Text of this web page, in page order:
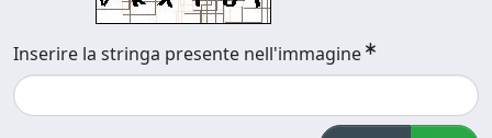
Inserire la stringa presente nell'immagine